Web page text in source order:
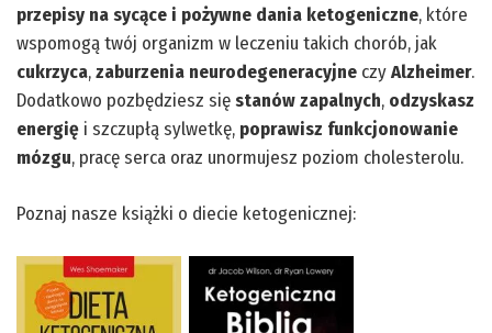
przepisy na sycące i pożywne dania ketogeniczne, które
wspomogą twój organizm w leczeniu takich chorób, jak
cukrzyca,zaburzenia neurodegeneracyjne czyAlzheimer.
Dodatkowo pozbędziesz sięstanów zapalnych, odzyskasz
energię i szczupłą sylwetkę, poprawisz funkcjonowanie
mózgu, pracę serca oraz unormujesz poziom cholesterolu.
Poznaj nasze książki o diecie ketogenicznej: